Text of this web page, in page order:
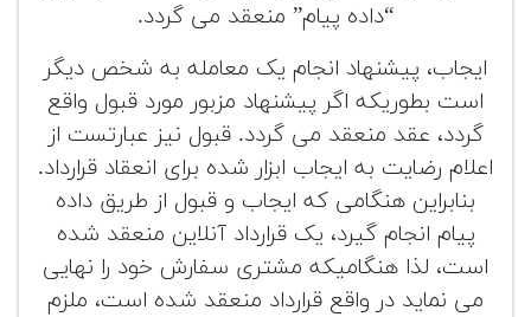
دوربین
“داده پیام” منعقد می گردد.
ایجاب، پیشنهاد انجام یک معامله به شخص دیگر
است بطوریکه اگر پیشنهاد مزبور مورد قبول واقع
گردد، عقد منعقد می گردد. قبول نیز عبارتست از
اعلام رضایت به ایجاب ابزار شده برای انعقاد قرارداد.
بنابراین هنگامی که ایجاب و قبول از طریق داده
پیام انجام گیرد، یک قرارداد آنلاین منعقد شده
است، لذا هنگامیکه مشتری سفارش خود را نهایی
می نماید در واقع قرارداد منعقد شده است، ملزم